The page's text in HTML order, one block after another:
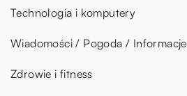
Technologia i komputery
Wiadomości / Pogoda / Informacje
Zdrowie i fitness